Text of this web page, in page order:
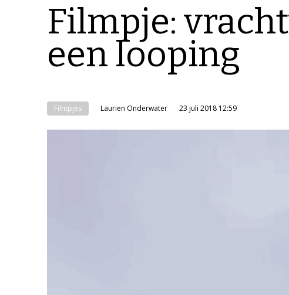
Filmpje:
een looping
Filmpjes Laurien Onderwater 23 juli 2018 12:59